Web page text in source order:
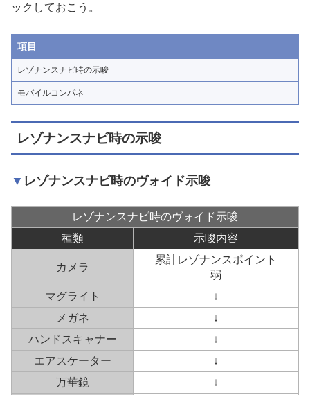
ックしておこう。
項目
レゾナンスナビ時の示唆
モバイルコンパネ
レゾナンスナビ時の示唆
レゾナンスナビ時のヴォイド示唆
レゾナンスナビ時のヴォイド示唆
種類
示唆内容
カメラ
累計レゾナンスポイント
弱
マグライト
↓
メガネ
↓
ハンドスキャナー
↓
エアスケーター
↓
万華鏡
↓